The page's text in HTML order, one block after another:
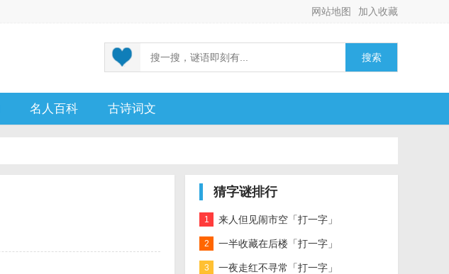
加入收藏
网站地图
搜索
名人百科 古诗词文
猜字谜排行
1 来人但见闹市空「打一字」
2 一半收藏在后楼「打一字」
3 一夜走红不寻常「打一字」